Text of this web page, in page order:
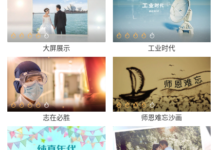
大屏展示 工业时代
志在必胜 师恩难忘沙画